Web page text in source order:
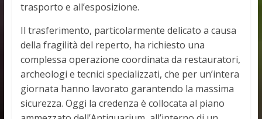
trasporto e all’esposizione.
Il trasferimento, particolarmente delicato a causa
della fragilità del reperto, ha richiesto una
complessa operazione coordinata da restauratori,
archeologi e tecnici specializzati, che per un’intera
giornata hanno lavorato garantendo la massima
sicurezza. Oggi la credenza è collocata al piano